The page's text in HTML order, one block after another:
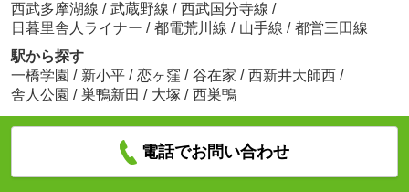
西武多摩湖線 / 武蔵野線 / 西武国分寺線 /
日暮里舎人ライナー / 都電荒川線 / 山手線 / 都営三田線
駅から探す
一橋学園 / 新小平 / 恋ヶ窪 / 谷在家 / 西新井大師西 /
舎人公園 / 巣鴨新田 / 大塚 / 西巣鴨
電話でお問い合わせ